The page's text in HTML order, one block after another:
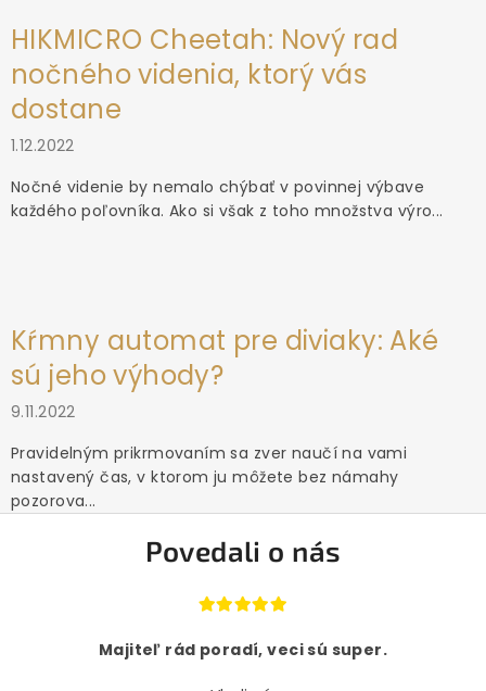
HIKMICRO Cheetah: Nový rad
nočného videnia, ktorý vás
dostane
1.12.2022
Nočné videnie by nemalo chýbať v povinnej výbave
každého poľovníka. Ako si však z toho množstva výro...
Kŕmny automat pre diviaky: Aké
sú jeho výhody?
9.11.2022
Pravidelným prikrmovaním sa zver naučí na vami
nastavený čas, v ktorom ju môžete bez námahy
pozorova...
Povedali o nás
Majiteľ rád poradí, veci sú super.